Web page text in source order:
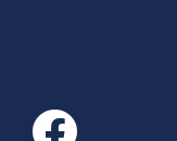
Facebook link